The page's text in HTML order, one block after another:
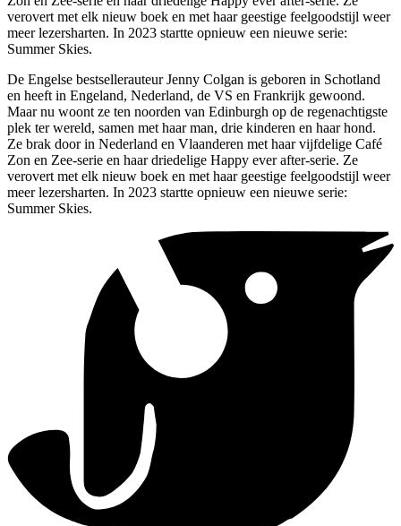
verovert met elk nieuw boek en met haar geestige feelgoodstijl weer
meer lezersharten. In 2023 startte opnieuw een nieuwe serie:
Summer Skies.
De Engelse bestsellerauteur Jenny Colgan is geboren in Schotland
en heeft in Engeland, Nederland, de VS en Frankrijk gewoond.
Maar nu woont ze ten noorden van Edinburgh op de regenachtigste
plek ter wereld, samen met haar man, drie kinderen en haar hond.
Ze brak door in Nederland en Vlaanderen met haar vijfdelige Café
Zon en Zee-serie en haar driedelige Happy ever after-serie. Ze
verovert met elk nieuw boek en met haar geestige feelgoodstijl weer
meer lezersharten. In 2023 startte opnieuw een nieuwe serie:
Summer Skies.